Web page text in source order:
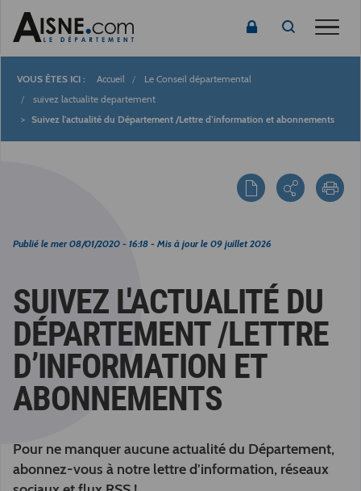
Fil
d'Ariane
Accueil
Le Conseil départemental
suivez lactualite departement
Suivez l'actualité du Département /Lettre d’information et abonnements
Publié le mer 08/01/2020 - 16:18 - Mis à jour le 09 juillet 2026
SUIVEZ L'ACTUALITÉ DU
DÉPARTEMENT /LETTRE
D’INFORMATION ET
ABONNEMENTS
Pour ne manquer aucune actualité du Département,
abonnez-vous à notre lettre d’information, réseaux